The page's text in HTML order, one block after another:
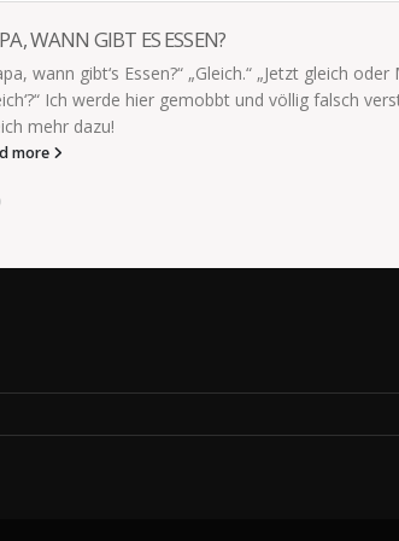
WICHTIG FÜSSE WASCHEN
Es ist wichtig, den Kindern regelmäßig die Füße
Besonders, wenn man im Familienbett
Kinderzeh in der Nase gesendet*
read more